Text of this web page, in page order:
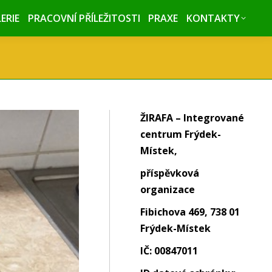
PRACOVNÍ PŘÍLEŽITOSTI PRAXE KONTAKTY
ŽIRAFA – Integrované
centrum Frýdek-
Místek,
příspěvková
organizace
Fibichova 469, 738 01
Frýdek-Místek
IČ: 00847011
PRACOVNÍ PŘÍLEŽITOSTI PRAXE KONTAKTY